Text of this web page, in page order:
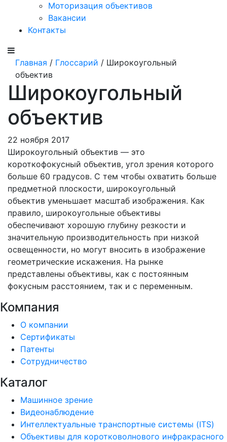
Моторизация объективов
Вакансии
Контакты
Главная / Глоссарий / Широкоугольный
объектив
Широкоугольный
объектив
22 ноября 2017
Широкоугольный объектив — это
короткофокусный объектив, угол зрения которого
больше 60 градусов. С тем чтобы охватить больше
предметной плоскости, широкоугольный
объектив уменьшает масштаб изображения. Как
правило, широкоугольные объективы
обеспечивают хорошую глубину резкости и
значительную производительность при низкой
освещенности, но могут вносить в изображение
геометрические искажения. На рынке
представлены объективы, как с постоянным
фокусным расстоянием, так и с переменным.
Компания
О компании
Сертификаты
Патенты
Сотрудничество
Каталог
Машинное зрение
Видеонаблюдение
Интеллектуальные транспортные системы (ITS)
Объективы для коротковолнового инфракрасного